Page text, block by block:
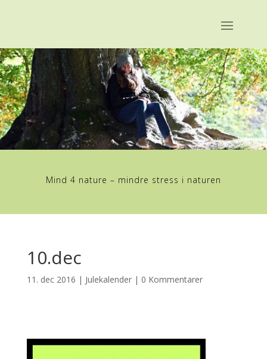
Mind 4 nature – mindre stress i naturen
10.dec
11. dec 2016 | Julekalender| 0 Kommentarer